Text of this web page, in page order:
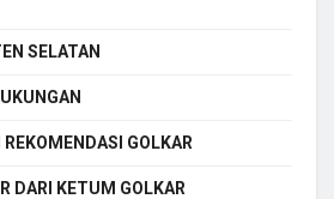
SELATAN
GOLKAR
DARI KETUM GOLKAR